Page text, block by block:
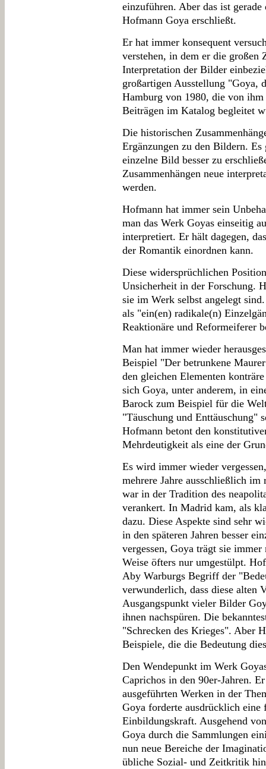
einzuführen. Aber das ist
Hofmann Goya erschließt.
Er hat immer konsequent
verstehen, in dem er die großen
Interpretation der Bilder
großartigen Ausstellung "Goya,
Hamburg von 1980, die von
Beiträgen im Katalog begleitet
Die historischen
Ergänzungen zu den Bildern.
einzelne Bild besser zu
Zusammenhängen neue
werden.
Hofmann hat immer sein
man das Werk Goyas einseitig
interpretiert. Er hält dagegen,
der Romantik einordnen kann.
Diese widersprüchlichen
Unsicherheit in der Forschung.
sie im Werk selbst angelegt
als "ein(en) radikale(n)
Reaktionäre und Reformeiferer
Man hat immer wieder
Beispiel "Der betrunkene
den gleichen Elementen
sich Goya, unter anderem, in
Barock zum Beispiel für die
"Täuschung und Enttäuschung"
Hofmann betont den
Mehrdeutigkeit als eine der
Es wird immer wieder
mehrere Jahre ausschließlich
war in der Tradition des
verankert. In Madrid kam, als
dazu. Diese Aspekte sind sehr
in den späteren Jahren besser
vergessen, Goya trägt sie
Weise öfters nur umgestülpt.
Aby Warburgs Begriff der
verwunderlich, dass diese alten
Ausgangspunkt vieler Bilder
ihnen nachspüren. Die
"Schrecken des Krieges". Aber
Beispiele, die die Bedeutung
Den Wendepunkt im Werk
Caprichos in den 90er-Jahren.
ausgeführten Werken in der
Goya forderte ausdrücklich eine
Einbildungskraft. Ausgehend
Goya durch die Sammlungen
nun neue Bereiche der
übliche Sozial- und Zeitkritik